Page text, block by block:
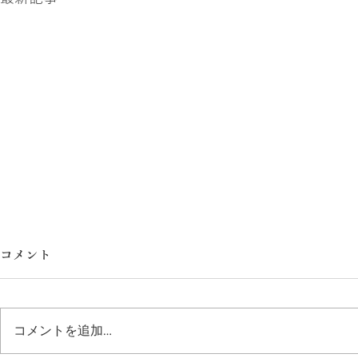
大切なご報告
コメント
コメントを追加…